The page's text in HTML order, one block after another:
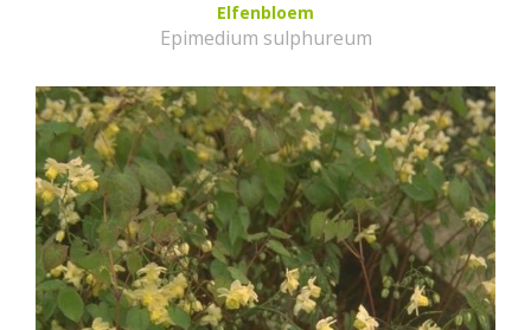
Elfenbloem
Epimedium sulphureum